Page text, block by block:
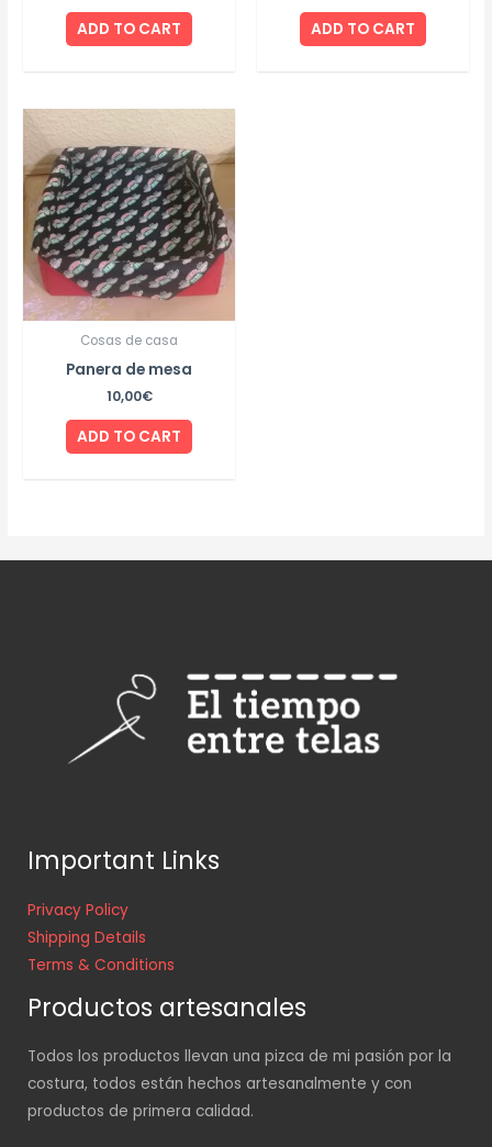
ADD TO CART ADD TO CART
Cosas de casa
Panera de mesa
10,00€
ADD TO CART
Important Links
Privacy Policy
Shipping Details
Terms & Conditions
Productos artesanales
Todos los productos llevan una pizca de mi pasión por la
costura, todos están hechos artesanalmente y con
productos de primera calidad.